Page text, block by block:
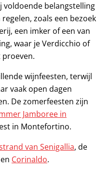
voldoende belangstelling
zoals een bezoek
een imker of een van
waar je Verdicchio of
wijnfeesten, terwijl
vaak open dagen
De zomerfeesten zijn
Jamboree in
in Montefortino.
van Senigallia, de
en Corinaldo.